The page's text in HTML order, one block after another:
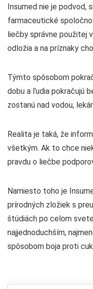
Insumed nie je podvod,
farmaceutické
liečby správne použitej
odložia a na príznaky
Týmto spôsobom
dobu a ľudia pokračujú
zostanú nad vodou,
Realita je taká, že
všetkým. Ak to chce
pravdu o liečbe
Namiesto toho je
prírodných zložiek s
štúdiách po celom
najjednoduchším,
spôsobom boja proti